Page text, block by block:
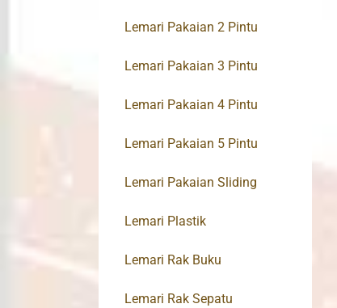
Lemari Pakaian 2 Pintu
Lemari Pakaian 3 Pintu
Lemari Pakaian 4 Pintu
Lemari Pakaian 5 Pintu
Lemari Pakaian Sliding
Lemari Plastik
Lemari Rak Buku
Lemari Rak Sepatu